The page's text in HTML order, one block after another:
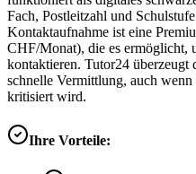
Fach, Postleitzahl und
Kontaktaufnahme ist eine
CHF/Monat), die es ermöglicht,
kontaktieren. Tutor24 überzeugt
schnelle Vermittlung, auch
kritisiert wird.
Ihre Vorteile: